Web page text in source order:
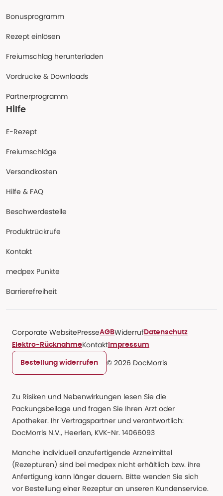
Bonusprogramm
Rezept einlösen
Freiumschlag herunterladen
Vordrucke & Downloads
Partnerprogramm
Hilfe
E-Rezept
Freiumschläge
Versandkosten
Hilfe & FAQ
Beschwerdestelle
Produktrückrufe
Kontakt
medpex Punkte
Barrierefreiheit
Corporate WebsitePresseAGBWiderruf Datenschutz
Elektro-RücknahmeKontakt Impressum
Bestellung widerrufen © 2026 DocMorris
Zu Risiken und Nebenwirkungen lesen Sie die
Packungsbeilage und fragen Sie Ihren Arzt oder
Apotheker. Ihr Vertragspartner und verantwortlich:
DocMorris N.V., Heerlen, KVK-Nr. 14066093
Manche individuell anzufertigende Arzneimittel
(Rezepturen) sind bei medpex nicht erhältlich bzw. ihre
Anfertigung kann länger dauern. Bitte wenden Sie sich
vor Bestellung einer Rezeptur an unseren Kundenservice.